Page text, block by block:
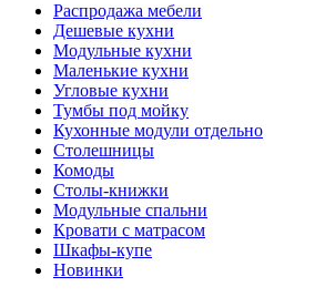
Распродажа мебели
Дешевые кухни
Модульные кухни
Маленькие кухни
Угловые кухни
Тумбы под мойку
Кухонные модули отдельно
Столешницы
Комоды
Столы-книжки
Модульные спальни
Кровати с матрасом
Шкафы-купе
Новинки